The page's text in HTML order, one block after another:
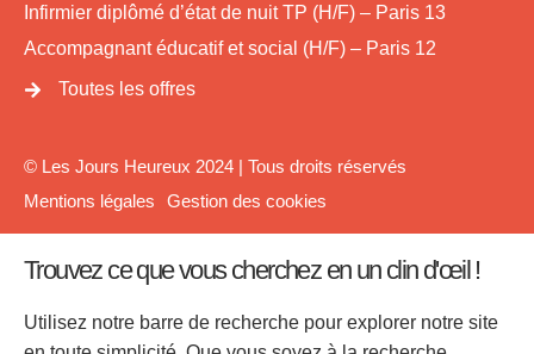
Infirmier diplômé d’état de nuit TP (H/F) – Paris 13
Accompagnant éducatif et social (H/F) – Paris 12
Toutes les offres
© Les Jours Heureux 2024 | Tous droits réservés
Mentions légales
Gestion des cookies
Trouvez ce que vous cherchez en un clin d'œil !
Utilisez notre barre de recherche pour explorer notre site